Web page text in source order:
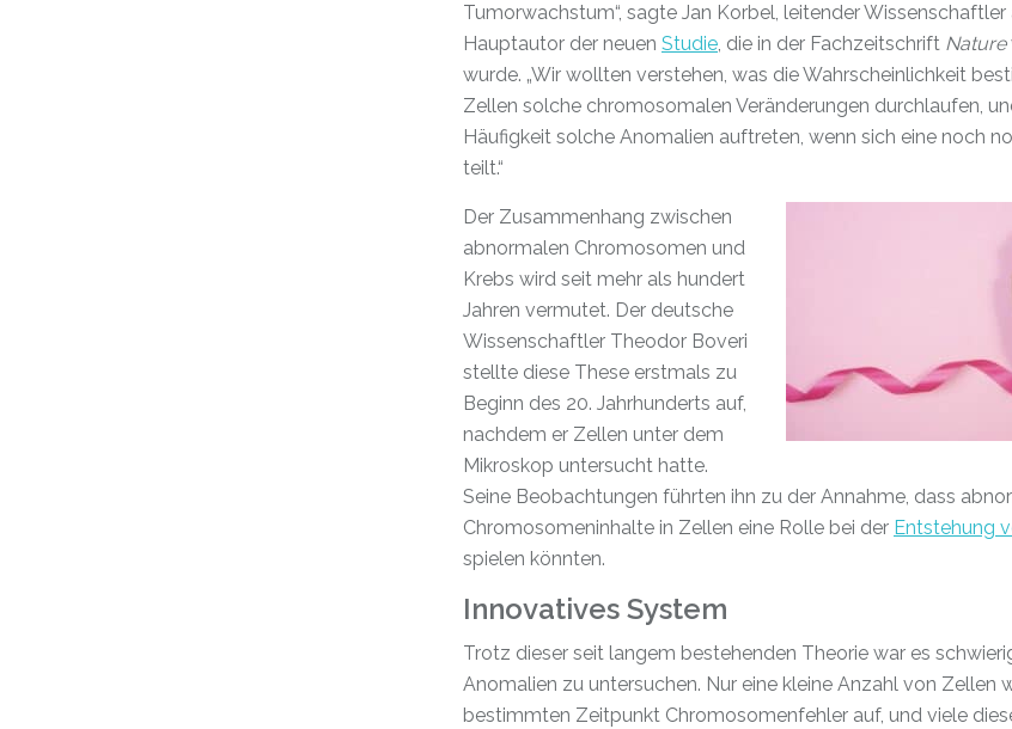
Tumorwachstum“, sagte Jan Korbel, leitender
Hauptautor der neuen Studie, die in der Fachzeitschrift Nature
wurde. „Wir wollten verstehen, was die Wahrscheinlichkeit
Zellen solche chromosomalen Veränderungen durchlaufen,
Häufigkeit solche Anomalien auftreten, wenn sich eine noch
teilt.“
Der Zusammenhang zwischen
abnormalen Chromosomen und
Krebs wird seit mehr als hundert
Jahren vermutet. Der deutsche
Wissenschaftler Theodor Boveri
stellte diese These erstmals zu
Beginn des 20. Jahrhunderts auf,
nachdem er Zellen unter dem
Mikroskop untersucht hatte.
Seine Beobachtungen führten ihn zu der Annahme, dass
Chromosomeninhalte in Zellen eine Rolle bei der Entstehung
spielen könnten.
Innovatives System
Trotz dieser seit langem bestehenden Theorie war es
Anomalien zu untersuchen. Nur eine kleine Anzahl von Zellen
bestimmten Zeitpunkt Chromosomenfehler auf, und viele